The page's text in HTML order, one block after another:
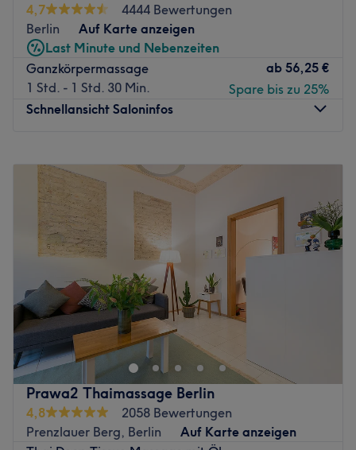
4,7
4444 Bewertungen
Berlin
Auf Karte anzeigen
Last Minute und Nebenzeiten
Ganzkörpermassage
1 Std. - 1 Std. 30 Min.
ab 56,25 €
Spare bis zu 25%
Schnellansicht Saloninfos
Dienstag
10:00
Mittwoch
Donnerstag
10:00– 20:00
Freitag
20:00
Samstag
10:00 – 20:00
Im schönen Prenzlauer Berg kannst du es dir jetzt so
richtig gut gehen lassen. Zwischen Alltagsstress und
Großstadt-Trubel gönnt man sich leider viel zu selten eine
Auszeit. Bei Lavy Beauty & Wellness kannst du dich ab
sofort von Profis verwöhnen lassen und die Welt um dich
herum einfach mal vergessen. Alles was du für deine
Beauty-Auszeit brauchst, ist ein Termin und diesen
bekommst du über Treatwell – online oder per App!
Prawa2 Thaimassage Berlin
4,8
2058 Bewertungen
Prenzlauer Berg, Berlin
Auf Karte anzeigen